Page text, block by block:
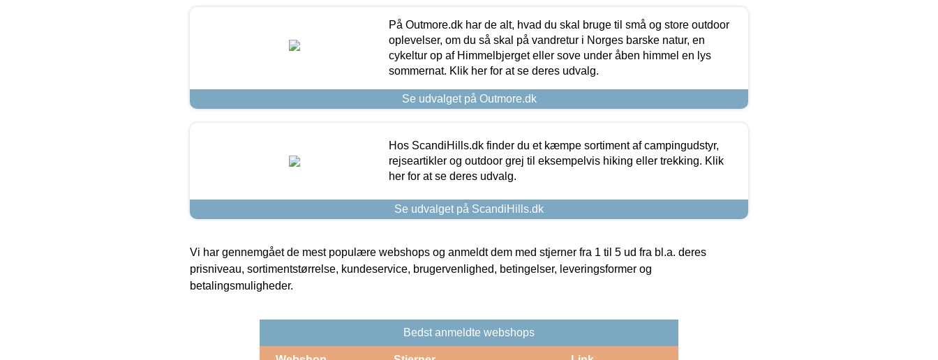
På Outmore.dk har de alt, hvad du skal bruge til små og store outdoor
oplevelser, om du så skal på vandretur i Norges barske natur, en
cykeltur op af Himmelbjerget eller sove under åben himmel en lys
sommernat. Klik her for at se deres udvalg.
Se udvalget på Outmore.dk
Hos ScandiHills.dk finder du et kæmpe sortiment af campingudstyr,
rejseartikler og outdoor grej til eksempelvis hiking eller trekking. Klik
her for at se deres udvalg.
Se udvalget på ScandiHills.dk
Vi har gennemgået de mest populære webshops og anmeldt dem med stjerner fra 1 til 5 ud fra bl.a. deres
prisniveau, sortimentstørrelse, kundeservice, brugervenlighed, betingelser, leveringsformer og
betalingsmuligheder.
Bedst anmeldte webshops